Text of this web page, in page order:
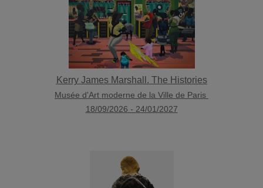
Kerry James Marshall. The Histories
Musée d'Art moderne de la Ville de Paris
18/09/2026 - 24/01/2027